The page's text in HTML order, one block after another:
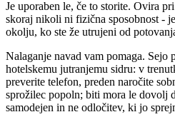
Je uporaben le, če to storite. Ovira
skoraj nikoli ni fizična sposobnost -
okolju, ko ste že utrujeni od
Nalaganje navad vam pomaga. Sejo
hotelskemu jutranjemu sidru: v
preverite telefon, preden naročite
sprožilec popoln; biti mora le dovolj
samodejen in ne odločitev, ki jo